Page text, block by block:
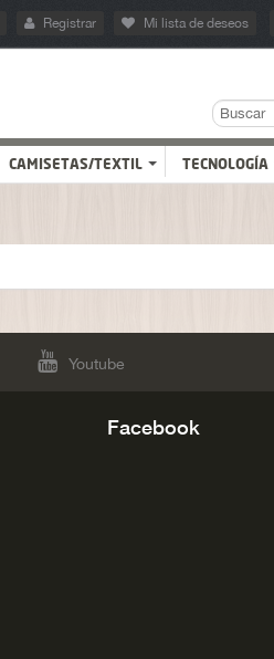
Registrar Mi lista de deseos
CAMISETAS/TEXTIL TECNOLOGÍA
Youtube
Facebook